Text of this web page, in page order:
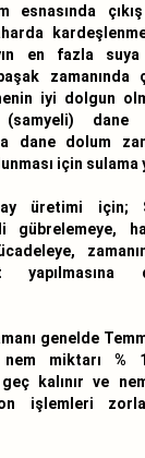
en fazla
iyi dolgun
(samyeli) dane
dane dolum
için sulama
için;
gübrelemeye,
yapılmasına
genelde
nem miktarı %
kalınır ve
işlemleri